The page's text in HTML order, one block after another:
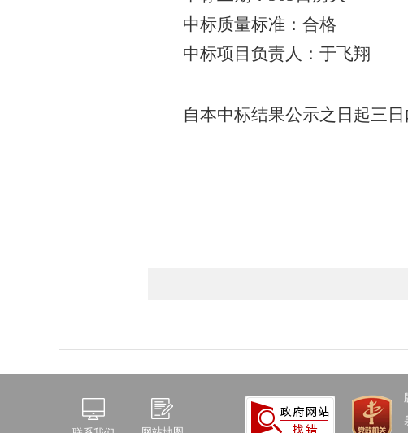
中标质量标准：合格
中标项目负责人：于飞翔
自本中标结果公示之日起三